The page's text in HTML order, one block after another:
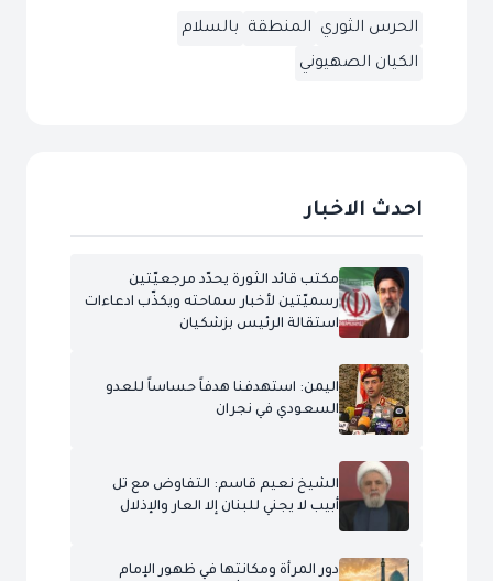
الحرس الثوري المنطقة
بالسلام
الكيان الصهيوني
احدث الاخبار
مكتب قائد الثورة يحدّد مرجعيّتين
رسميّتين لأخبار سماحته ويكذّب ادعاءات
استقالة الرئيس بزشكيان
اليمن: استهدفنا هدفاً حساساً للعدو
السعودي في نجران
الشيخ نعيم قاسم: التفاوض مع تل
أبيب لا يجني للبنان إلا العار والإذلال
دور المرأة ومكانتها في ظهور الإمام